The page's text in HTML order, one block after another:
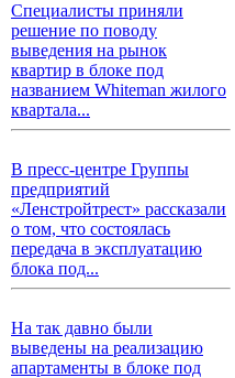
Специалисты приняли
решение по поводу
выведения на рынок
квартир в блоке под
названием Whiteman жилого
квартала...
В пресс-центре Группы
предприятий
«Ленстройтрест» рассказали
о том, что состоялась
передача в эксплуатацию
блока под...
На так давно были
выведены на реализацию
апартаменты в блоке под